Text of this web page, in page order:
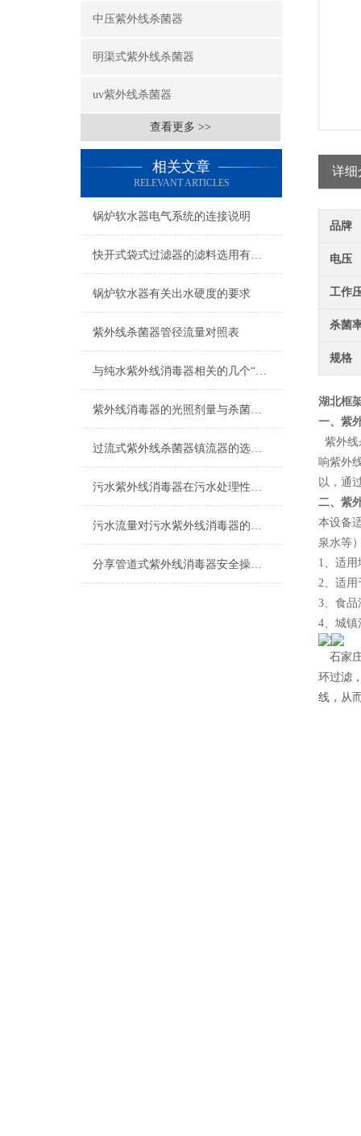
中压紫外线杀菌器
明渠式紫外线杀菌器
uv紫外线杀菌器
查看更多 >>
相关文章
RELEVANT ARTICLES
锅炉软水器电气系统的连接说明
快开式袋式过滤器的滤料选用有何说法？
锅炉软水器有关出水硬度的要求
紫外线杀菌器管径流量对照表
与纯水紫外线消毒器相关的几个“术语”解释
紫外线消毒器的光照剂量与杀菌效果
过流式紫外线杀菌器镇流器的选用说明
污水紫外线消毒器在污水处理性价比上的体现
污水流量对污水紫外线消毒器的影响分析
分享管道式紫外线消毒器安全操作规定
详细
品牌
电压
工作
杀菌
规格
湖北框
一、紫
紫外线
响紫外
以，通
二、紫
本设备
泉水等
1、适
2、适用
3、食品
4、城镇
石家
环过滤
线，从